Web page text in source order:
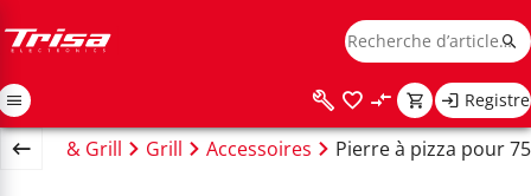
Registre
& Grill Grill Accessoires Pierre à pizza pour